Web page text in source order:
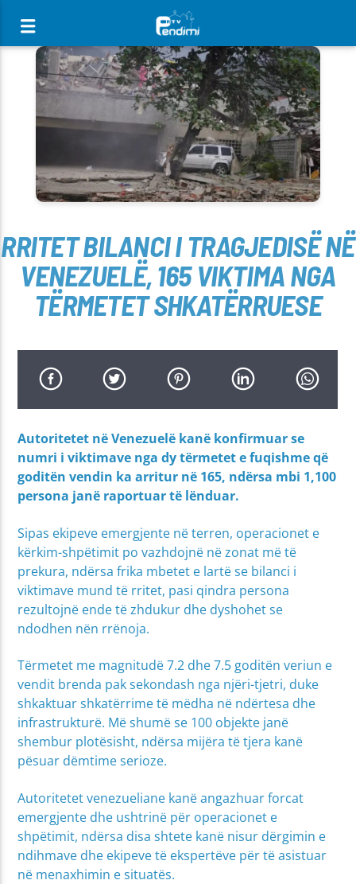
[There are no radio stations in the database]
RRITET BILANCI I TRAGJEDISË NË
VENEZUELË, 165 VIKTIMA NGA
TËRMETET SHKATËRRUESE
Autoritetet në Venezuelë kanë konfirmuar se
numri i viktimave nga dy tërmetet e fuqishme që
goditën vendin ka arritur në 165, ndërsa mbi 1,100
persona janë raportuar të lënduar.
Sipas ekipeve emergjente në terren, operacionet e
kërkim-shpëtimit po vazhdojnë në zonat më të
prekura, ndërsa frika mbetet e lartë se bilanci i
viktimave mund të rritet, pasi qindra persona
rezultojnë ende të zhdukur dhe dyshohet se
ndodhen nën rrënoja.
Tërmetet me magnitudë 7.2 dhe 7.5 goditën veriun e
vendit brenda pak sekondash nga njëri-tjetri, duke
shkaktuar shkatërrime të mëdha në ndërtesa dhe
infrastrukturë. Më shumë se 100 objekte janë
shembur plotësisht, ndërsa mijëra të tjera kanë
pësuar dëmtime serioze.
Autoritetet venezueliane kanë angazhuar forcat
emergjente dhe ushtrinë për operacionet e
shpëtimit, ndërsa disa shtete kanë nisur dërgimin e
ndihmave dhe ekipeve të ekspertëve për të asistuar
në menaxhimin e situatës.